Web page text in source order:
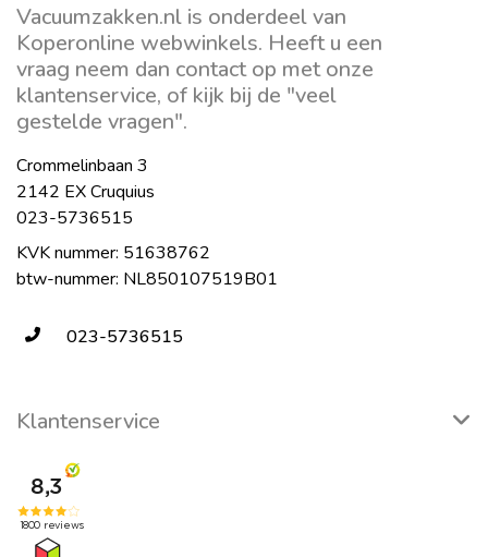
Vacuumzakken.nl is onderdeel van
Koperonline webwinkels. Heeft u een
vraag neem dan contact op met onze
klantenservice, of kijk bij de "veel
gestelde vragen".
Crommelinbaan 3
2142 EX Cruquius
023-5736515
KVK nummer: 51638762
btw-nummer: NL850107519B01
023-5736515
Klantenservice